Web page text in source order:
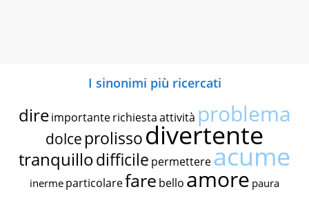
I sinonimi più ricercati
dire importante richiestaattività problema
dolce prolissodivertente
tranquillodifficile permettereacume
inerme particolarefare bello amore paura